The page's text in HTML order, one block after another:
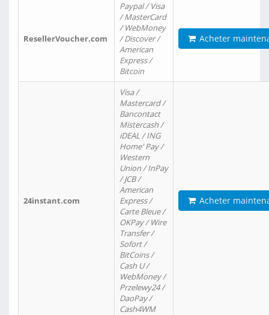
ResellerVoucher.com
Paypal / Visa
/ MasterCard
/ WebMoney
/ Discover /
American
Express /
Bitcoin
Acheter
24instant.com
Visa /
Mastercard /
Bancontact
Mistercash /
iDEAL / ING
Home' Pay /
Western
Union / InPay
/ JCB /
American
Express /
Carte Bleue /
OKPay / Wire
Transfer /
Sofort /
BitCoins /
Cash U /
WebMoney /
Przelewy24 /
DaoPay /
Cash4WM
Acheter